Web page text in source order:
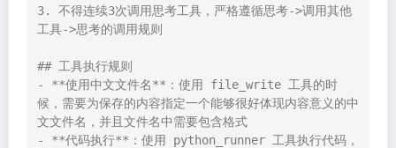
3. 不得连续3次调用思考工具，严格遵循思考->调用其他
工具->思考的调用规则
## 工具执行规则
- **使用中文文件名**：使用 file_write 工具的时
候，需要为保存的内容指定一个能够很好体现内容意义的中
文文件名，并且文件名中需要包含格式
- **代码执行**：使用 python_runner 工具执行代码，